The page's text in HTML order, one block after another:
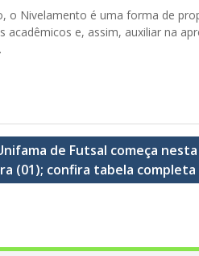
o Nivelamento é uma forma de
e, assim, auxiliar na
de Futsal começa
(01); confira tabela completa